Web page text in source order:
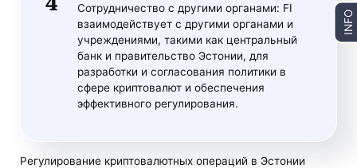
Сотрудничество с другими органами: FI
взаимодействует с другими органами и
учреждениями, такими как центральный
банк и правительство Эстонии, для
разработки и согласования политики в
сфере криптовалют и обеспечения
эффективного регулирования.
Регулирование криптовалютных операций в Эстонии
INFO